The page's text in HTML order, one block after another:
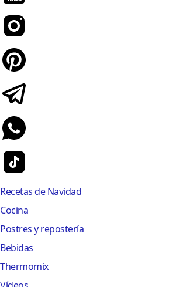
Recetas de Navidad
Cocina
Postres y repostería
Bebidas
Thermomix